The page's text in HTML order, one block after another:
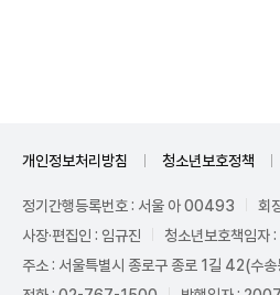
개인정보처리방침 청소년보호정책
정기간행등록번호 : 서울 아 00493
회
사장·편집인 : 임규진
청소년보호책임자 :
주소 : 서울특별시 종로구 종로 1길 42(수